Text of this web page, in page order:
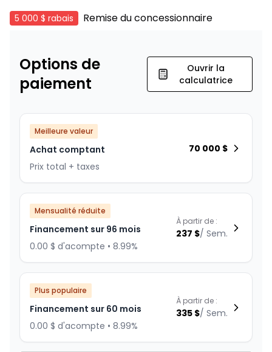
5 000 $ rabais Remise du concessionnaire
Options de
paiement
Ouvrir la
calculatrice
Meilleure valeur
Achat comptant
Prix total + taxes
70 000 $
Mensualité réduite
Financement sur 96 mois
0.00 $ d'acompte • 8.99%
À partir de :
237 $/ Sem.
Plus populaire
Financement sur 60 mois
0.00 $ d'acompte • 8.99%
À partir de :
335 $/ Sem.